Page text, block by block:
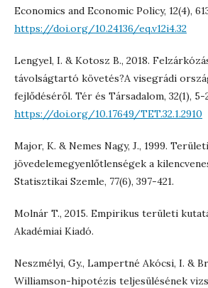
Economics and Economic Policy, 12(4),
https://doi.org/10.24136/eq.v12i4.32
Lengyel, I. & Kotosz B., 2018.
távolságtartó követés?A visegrádi
fejlődéséről. Tér és Társadalom, 32(1), 5-
https://doi.org/10.17649/TET.32.1.2910
Major, K. & Nemes Nagy, J., 1999. Területi
jövedelemegyenlőtlenségek a
Statisztikai Szemle, 77(6), 397-421.
Molnár T., 2015. Empirikus területi
Akadémiai Kiadó.
Neszmélyi, Gy., Lampertné Akócsi, I. &
Williamson-hipotézis teljesülésének